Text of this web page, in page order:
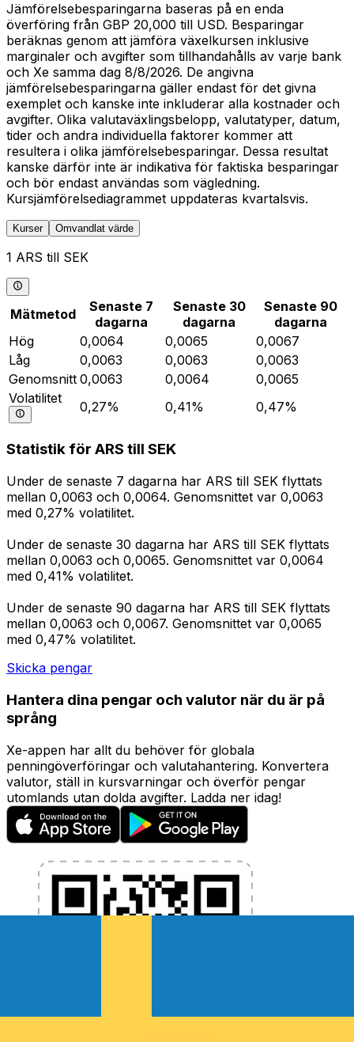
Jämförelsebesparingarna baseras på en enda
överföring från GBP 20,000 till USD. Besparingar
beräknas genom att jämföra växelkursen inklusive
marginaler och avgifter som tillhandahålls av varje bank
och Xe samma dag 8/8/2026. De angivna
jämförelsebesparingarna gäller endast för det givna
exemplet och kanske inte inkluderar alla kostnader och
avgifter. Olika valutaväxlingsbelopp, valutatyper, datum,
tider och andra individuella faktorer kommer att
resultera i olika jämförelsebesparingar. Dessa resultat
kanske därför inte är indikativa för faktiska besparingar
och bör endast användas som vägledning.
Kursjämförelsediagrammet uppdateras kvartalsvis.
Kurser Omvandlat värde
1 ARS till SEK
Mätmetod
Senaste 7
dagarna
Senaste 30
dagarna
Senaste 90
dagarna
Hög
0,0064 0,0065
0,0067
Låg
0,0063 0,0063
0,0063
Genomsnitt 0,0063 0,0064
0,0065
Volatilitet
0,27% 0,41% 0,47%
Statistik för ARS till SEK
Under de senaste 7 dagarna har ARS till SEK flyttats
mellan 0,0063 och 0,0064. Genomsnittet var 0,0063
med 0,27% volatilitet.
Under de senaste 30 dagarna har ARS till SEK flyttats
mellan 0,0063 och 0,0065. Genomsnittet var 0,0064
med 0,41% volatilitet.
Under de senaste 90 dagarna har ARS till SEK flyttats
mellan 0,0063 och 0,0067. Genomsnittet var 0,0065
med 0,47% volatilitet.
Skicka pengar
Hantera dina pengar och valutor när du är på
språng
Xe-appen har allt du behöver för globala
penningöverföringar och valutahantering. Konvertera
valutor, ställ in kursvarningar och överför pengar
utomlands utan dolda avgifter. Ladda ner idag!